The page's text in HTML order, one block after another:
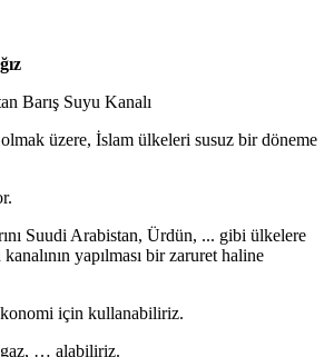
Barış Suyu Kanalı
üzere, İslam ülkeleri susuz bir döneme
Suudi Arabistan, Ürdün, ... gibi ülkelere
yapılması bir zaruret haline
için kullanabiliriz.
gaz, … alabiliriz.